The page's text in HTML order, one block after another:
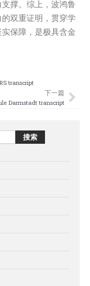
撑。综上，波鸿鲁
双重证明，贯穿学
保障，是极具含金
transcript
下一篇
Darmstadt transcript
搜索